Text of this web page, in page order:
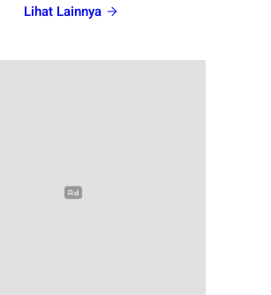
Lihat Lainnya